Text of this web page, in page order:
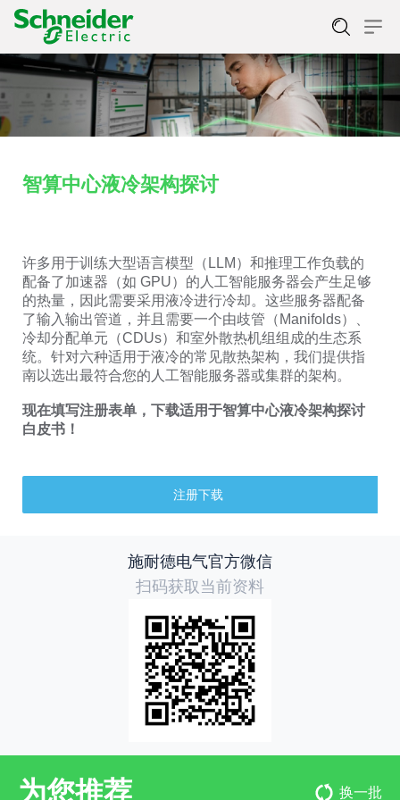
智算中心液冷架构探讨
许多用于训练大型语言模型（LLM）和推理工作负载的
配备了加速器（如 GPU）的人工智能服务器会产生足够
的热量，因此需要采用液冷进行冷却。这些服务器配备
了输入输出管道，并且需要一个由歧管（Manifolds）、
冷却分配单元（CDUs）和室外散热机组组成的生态系
统。针对六种适用于液冷的常见散热架构，我们提供指
南以选出最符合您的人工智能服务器或集群的架构。
现在填写注册表单，下载适用于智算中心液冷架构探讨
白皮书！
注册下载
施耐德电气官方微信
扫码获取当前资料
为您推荐 换一批